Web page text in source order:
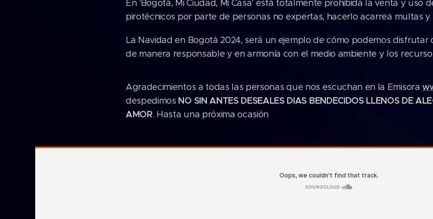
En 'Bogotá, Mi Ciudad, Mi Casa' está totalmente prohibida la venta y uso
pirotécnicos por parte de personas no expertas, hacerlo acarrea multas y
La Navidad en Bogotá 2024, será un ejemplo de cómo podemos disfrutar
de manera responsable y en armonía con el medio ambiente y los
Agradecimientos a todas las personas que nos escuchan en la Emisora
despedimos NO SIN ANTES DESEALES DIAS BENDECIDOS LLENOS DE
AMOR. Hasta una próxima ocasión